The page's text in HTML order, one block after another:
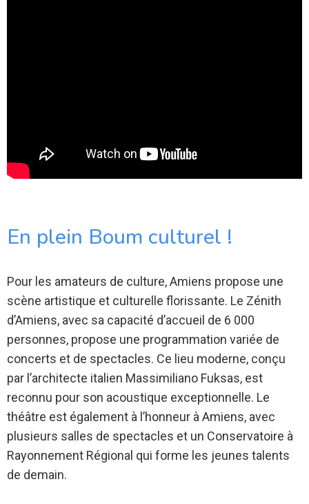
En plein Boum culturel !
Pour les amateurs de culture, Amiens propose une
scène artistique et culturelle florissante. Le Zénith
d’Amiens, avec sa capacité d’accueil de 6 000
personnes, propose une programmation variée de
concerts et de spectacles. Ce lieu moderne, conçu
par l’architecte italien Massimiliano Fuksas, est
reconnu pour son acoustique exceptionnelle. Le
théâtre est également à l’honneur à Amiens, avec
plusieurs salles de spectacles et un Conservatoire à
Rayonnement Régional qui forme les jeunes talents
de demain.